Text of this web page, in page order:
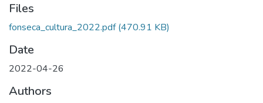
Files
fonseca_cultura_2022.pdf(470.91 KB)
Date
2022-04-26
Authors